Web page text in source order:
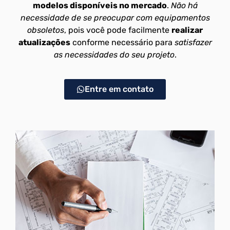
modelos disponíveis no mercado. Não há
necessidade de se preocupar com equipamentos
obsoletos, pois você pode facilmente realizar
atualizaçõesconforme necessário para satisfazer
as necessidades do seu projeto.
Entre em contato